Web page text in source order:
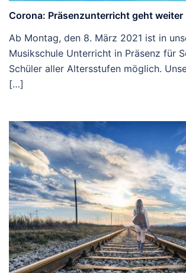
Corona: Präsenzunterricht geht weiter
Ab Montag, den 8. März 2021 ist in
Musikschule Unterricht in Präsenz für
Schüler aller Altersstufen möglich.
[…]